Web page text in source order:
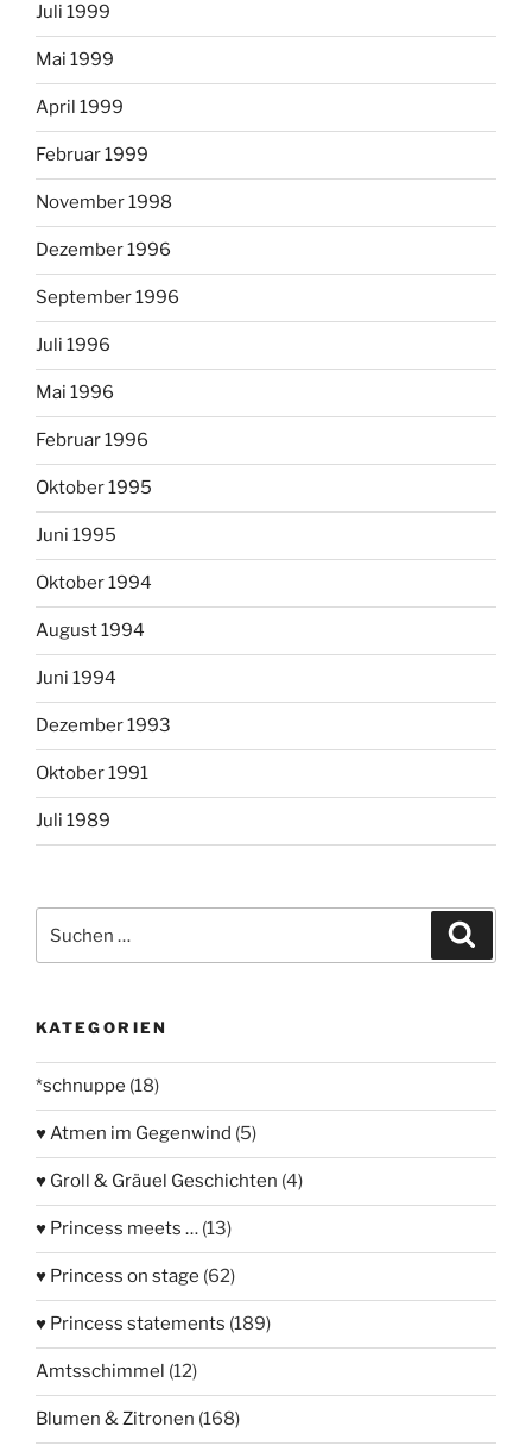
Juli 1999
Mai 1999
April 1999
Februar 1999
November 1998
Dezember 1996
September 1996
Juli 1996
Mai 1996
Februar 1996
Oktober 1995
Juni 1995
Oktober 1994
August 1994
Juni 1994
Dezember 1993
Oktober 1991
Juli 1989
nach:
KATEGORIEN
*schnuppe (18)
♥ Atmen im Gegenwind (5)
♥ Groll & Gräuel Geschichten (4)
♥ Princess meets … (13)
♥ Princess on stage (62)
♥ Princess statements (189)
Amtsschimmel (12)
Blumen & Zitronen (168)